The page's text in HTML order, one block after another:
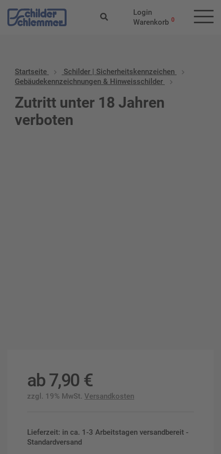
Login
Warenkorb 0
Startseite
Schilder | Sicherheitskennzeichen
Gebäudekennzeichnungen & Hinweisschilder
Zutritt unter 18 Jahren
verboten
ab7,90 €
zzgl. 19% MwSt. Versandkosten
Lieferzeit: in ca. 1-3 Arbeitstagen versandbereit -
Standardversand